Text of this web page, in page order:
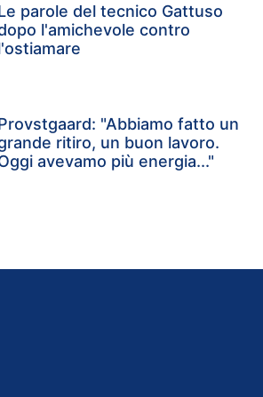
parole del tecnico Gattuso
l'amichevole contro
"Abbiamo fatto un
ritiro, un buon lavoro.
avevamo più energia..."